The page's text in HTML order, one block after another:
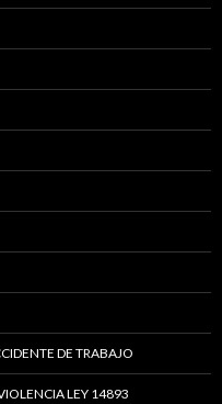
DE TRABAJO
LEY 14893